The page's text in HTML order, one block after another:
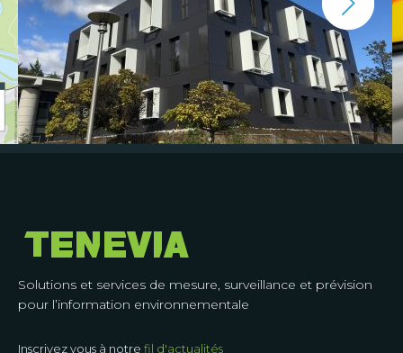
Solutions et services de mesure, surveillance et prévision
pour l’information environnementale
Inscrivez vous à notre fil d'actualités